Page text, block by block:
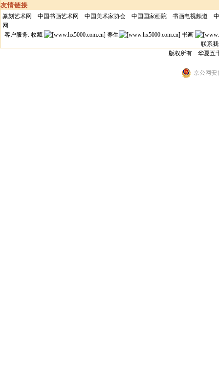
友情链接
篆刻艺术网 中国书画艺术网 中国美术家协会 中国国家画院 书画电视频道
网
客户服务: 收藏
养生
书画
联系
版权所有 华夏五
京公网安